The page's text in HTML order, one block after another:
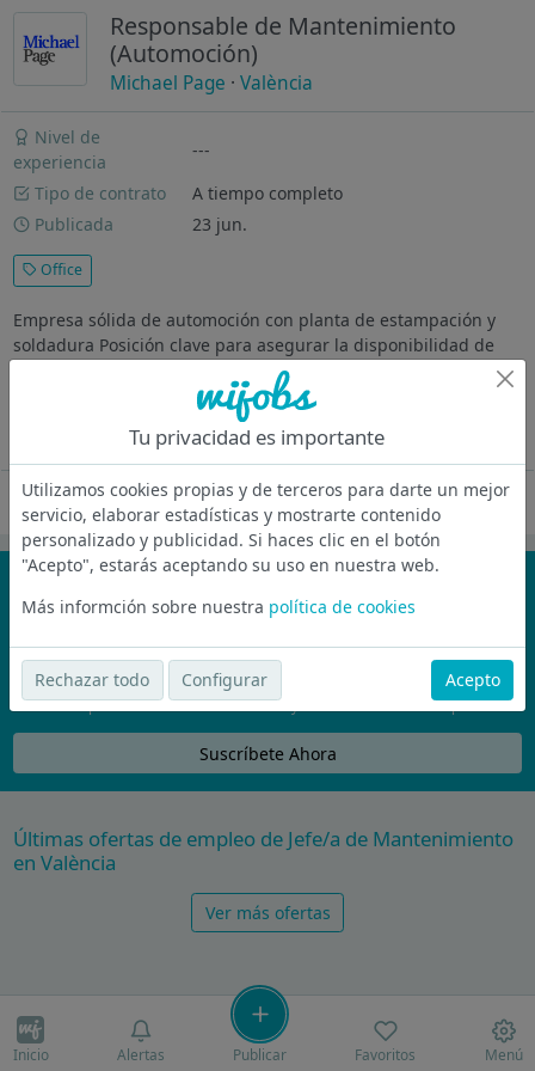
Responsable de Mantenimiento
(Automoción)
Michael Page ·València
Nivel de
experiencia
---
Tipo de contrato
A tiempo completo
Publicada
23 jun.
Office
Empresa sólida de automoción con planta de estampación y
soldadura Posición clave para asegurar la disponibilidad de
equipos en una planta ¿Dónde vas a trabajar? Gran
organización, consolidada en el sector industrial y de
fabricación, reconocida por...
Oferta desactivada
¡No te pierdas nada!
Únete a la comunidad de wijobs y recibe por email las mejores
ofertas de empleo
Nunca compartiremos tu email con nadie y no te vamos a enviar spam
Suscríbete Ahora
Últimas ofertas de empleo de Jefe/a de Mantenimiento
en València
Ver más ofertas
Inicio Alertas Publicar Favoritos Menú
Tu privacidad es importante
Utilizamos cookies propias y de terceros para darte un mejor
servicio, elaborar estadísticas y mostrarte contenido
personalizado y publicidad. Si haces clic en el botón
"Acepto", estarás aceptando su uso en nuestra web.
Más informción sobre nuestra política de cookies
Rechazar todo Configurar Acepto